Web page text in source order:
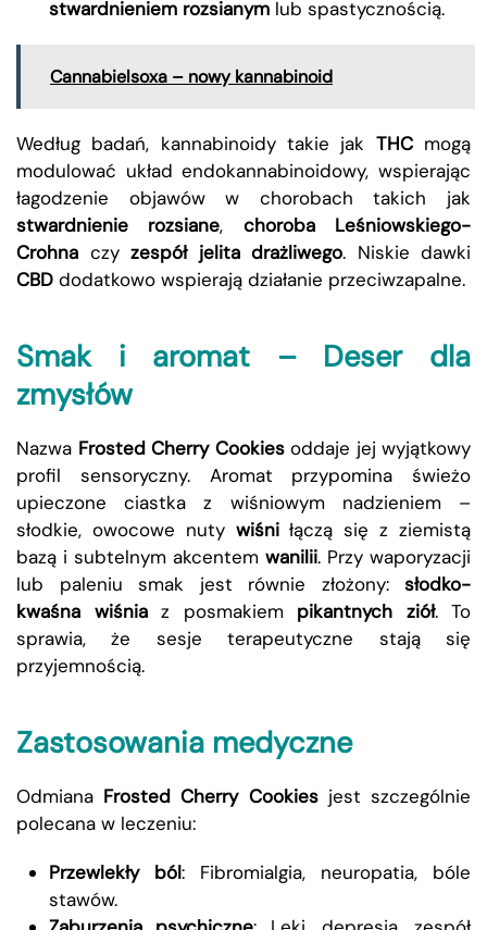
stwardnieniem rozsianym lub spastycznością.
Cannabielsoxa – nowy kannabinoid
Według badań, kannabinoidy takie jak THCmogą
modulować układ endokannabinoidowy, wspierając
łagodzenie objawów w chorobach takich jak
stwardnienie rozsiane, choroba Leśniowskiego-
Crohna czy zespół jelita drażliwego. Niskie dawki
CBD dodatkowo wspierają działanie przeciwzapalne.
Smak i aromat – Deser dla
zmysłów
Nazwa Frosted Cherry Cookiesoddaje jej wyjątkowy
profil sensoryczny. Aromat przypomina świeżo
upieczone ciastka z wiśniowym nadzieniem –
słodkie, owocowe nuty wiśniłączą się z ziemistą
bazą i subtelnym akcentem wanilii. Przy waporyzacji
lub paleniu smak jest równie złożony: słodko-
kwaśna wiśniaz posmakiem pikantnych ziół. To
sprawia, że sesje terapeutyczne stają się
przyjemnością.
Zastosowania medyczne
Odmiana Frosted Cherry Cookiesjest szczególnie
polecana w leczeniu:
Przewlekły ból: Fibromialgia, neuropatia, bóle
stawów.